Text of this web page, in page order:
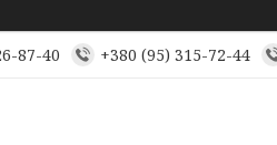
87-40 +380 (95) 315-72-44